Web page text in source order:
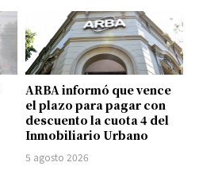
ARBA informó que vence
el plazo para pagar con
descuento la cuota 4 del
Inmobiliario Urbano
5 agosto 2026